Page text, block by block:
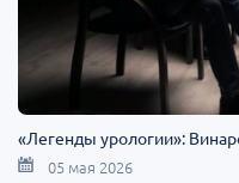
«Легенды урологии»:
05 мая 2026